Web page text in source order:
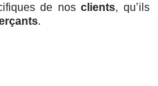
de nosclients, qu’ils
.